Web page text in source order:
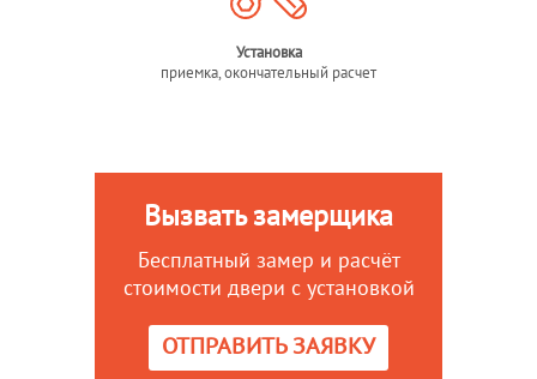
Установка
приемка, окончательный расчет
Вызвать замерщика
Бесплатный замер и расчёт
стоимости двери с установкой
ОТПРАВИТЬ ЗАЯВКУ